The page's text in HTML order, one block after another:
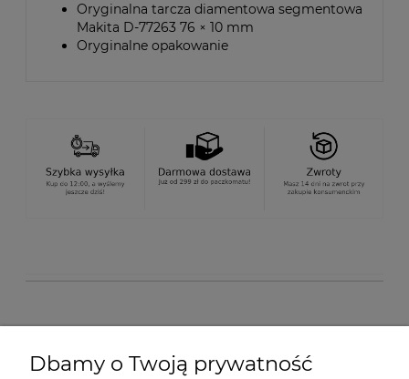
Oryginalna tarcza diamentowa segmentowa
Makita D-77263 76 × 10 mm
Oryginalne opakowanie
O nas
Dbamy o Twoją prywatność